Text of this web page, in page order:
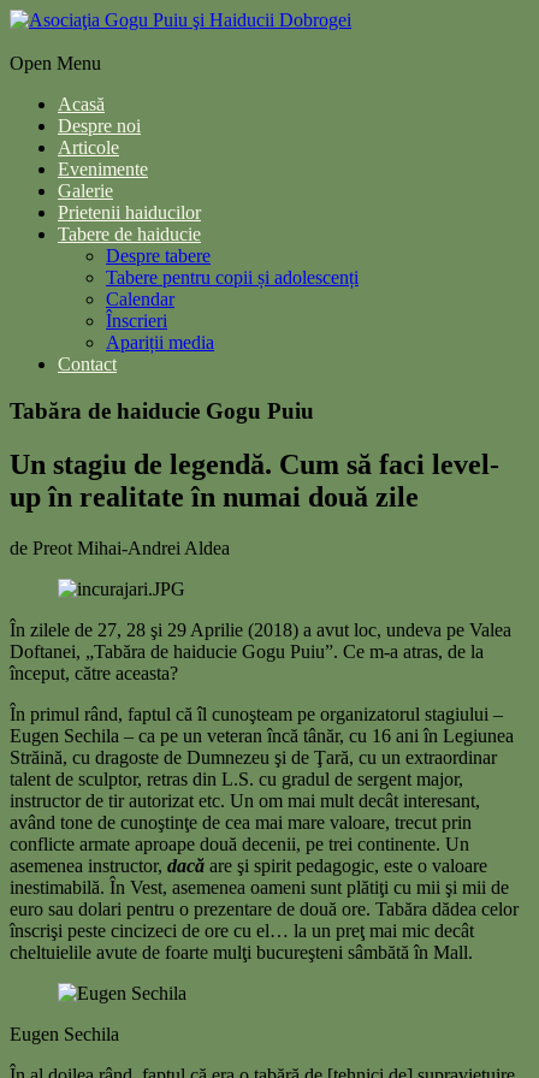
Open Menu
Acasă
Despre noi
Articole
Evenimente
Galerie
Prietenii haiducilor
Tabere de haiducie
Despre tabere
Tabere pentru copii și adolescenți
Calendar
Înscrieri
Apariții media
Contact
Tabăra de haiducie Gogu Puiu
Un stagiu de legendă. Cum să faci level-
up în realitate în numai două zile
de Preot Mihai-Andrei Aldea
În zilele de 27, 28 şi 29 Aprilie (2018) a avut loc, undeva pe Valea
Doftanei, „Tabăra de haiducie Gogu Puiu”. Ce m-a atras, de la
început, către aceasta?
În primul rând, faptul că îl cunoşteam pe organizatorul stagiului –
Eugen Sechila – ca pe un veteran încă tânăr, cu 16 ani în Legiunea
Străină, cu dragoste de Dumnezeu şi de Ţară, cu un extraordinar
talent de sculptor, retras din L.S. cu gradul de sergent major,
instructor de tir autorizat etc. Un om mai mult decât interesant,
având tone de cunoştinţe de cea mai mare valoare, trecut prin
conflicte armate aproape două decenii, pe trei continente. Un
asemenea instructor, dacă are şi spirit pedagogic, este o valoare
inestimabilă. În Vest, asemenea oameni sunt plătiţi cu mii şi mii de
euro sau dolari pentru o prezentare de două ore. Tabăra dădea celor
înscrişi peste cincizeci de ore cu el… la un preţ mai mic decât
cheltuielile avute de foarte mulţi bucureşteni sâmbătă în Mall.
Eugen Sechila